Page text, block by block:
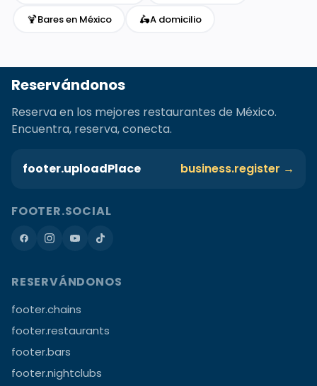
🍹Bares en México 🛵A domicilio
Reservándonos
Reserva en los mejores restaurantes de México.
Encuentra, reserva, conecta.
footer.uploadPlace business.register →
FOOTER.SOCIAL
RESERVÁNDONOS
footer.chains
footer.restaurants
footer.bars
footer.nightclubs